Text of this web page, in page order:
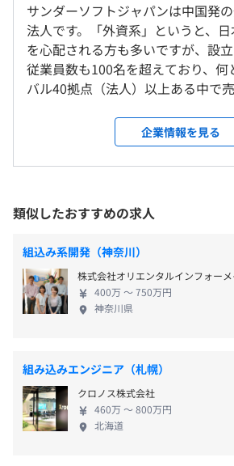
就業場所の変更範囲
＜雇入時＞
愛知県（客先）、および自宅
＜変更範囲＞
9:00〜18:00、または10:00〜19:00
休憩時間：60分
平均残業時間：平均20時間程度／月
・土曜、日曜
通勤交通費全額実費支給（上限5万円）
昇給：あり
サンダーソフトジャパンは中国発
法人です。「外資系」というと、
を心配される方も多いですが、設
従業員数も100名を超えており、何
バル40拠点（法人）以上ある中で
の事業を展開しています。 ▍モバイル事業 国内すべ
てのスマートフォンメーカーへの
ェア開発～検証を全面的に支援し
（docomo、KDDI、ソフトバンク、
も多く、キャリア独自のモバイルア
開発、AI の先行開発も受託していま
国内大手企業にもソフトウェア開発
技術を提供しています。 ▍IoT事業 2016年にIoT市場
へ参入。QC SoCをコアとしたIoTシ
（ソフト）ウェア設計～量産まで
トカメラ、XR、IHH、コミュニケー
ト、WoS分野のメーカーを顧客にメ
計・製造から、ODMとして完成品
クラウドソフトウェアの開発までワ
供しています。また、Edge
企業情報を見る
類似したおすすめの求人
組込み系開発（神奈川）
株式会社オリエンタルインフォー
400万 〜 750万円
神奈川県
組み込みエンジニア（札幌）
クロノス株式会社
460万 〜 800万円
北海道